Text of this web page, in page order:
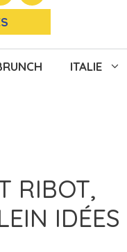
ITALIE
RIBOT,
IDÉES